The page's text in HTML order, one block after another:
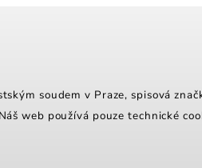
soudem v Praze, spisová
web používá pouze technické